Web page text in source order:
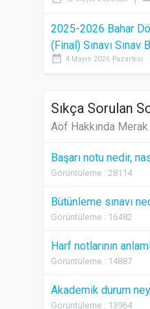
2025-2026 Bahar
(Final) Sınavı
date_range 4 Mayıs 2026 Pazartesi
Sıkça Sorulan
Aöf Hakkında
Başarı notu nedir,
Görüntüleme : 28114
Bütünleme sınavı
Görüntüleme : 16482
Harf notlarının
Görüntüleme : 14887
Akademik durum
Görüntüleme : 13964